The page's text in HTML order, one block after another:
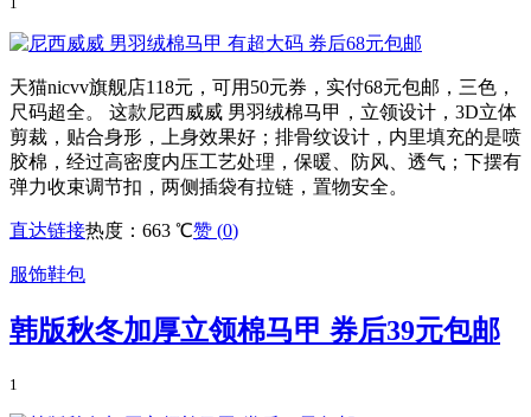
天猫nicvv旗舰店118元，可用50元券，实付68元包邮，三色，
尺码超全。 这款尼西威威 男羽绒棉马甲，立领设计，3D立体
剪裁，贴合身形，上身效果好；排骨纹设计，内里填充的是喷
胶棉，经过高密度内压工艺处理，保暖、防风、透气；下摆有
弹力收束调节扣，两侧插袋有拉链，置物安全。
直达链接热度：663 ℃赞 (0)
服饰鞋包
韩版秋冬加厚立领棉马甲 券后39元包邮
1